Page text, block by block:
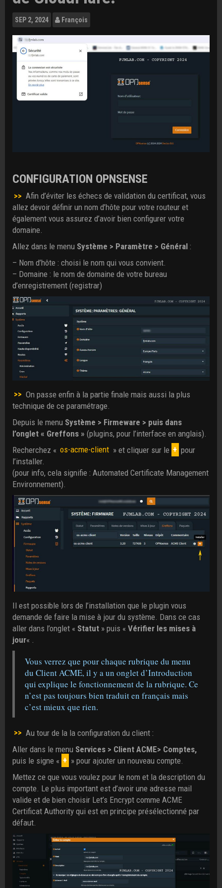
SEP 2, 2024 François
CONFIGURATION OPNSENSE
>> Afin d’éviter les échecs de validation du certificat, vous
allez devoir définir un nom d’hôte pour votre routeur et
également vous assurez d’avoir bien configurer votre
domaine.
Allez dans le menu Système > Paramètre > Général :
– Nom d’hôte : choisi le nom qui vous convient.
– Domaine : le nom de domaine de votre bureau
d’enregistrement (registrar)
>> On passe enfin à la partie finale mais aussi la plus
technique de ce paramétrage.
Depuis le menu Système > Firmeware > puis dans
l’onglet « Greffons » (plugins, pour l’interface en anglais).
Recherchez « os-acme-client » et cliquer sur le + pour
l’installer.
(pour info, cela signifie : Automated Certificate Management
Environnement).
Il est possible lors de l’installation que le plugin vous
demande de faire la mise à jour du système. Dans ce cas
aller dans l’onglet « Statut » puis « Vérifier les mises à
jour« .
Vous verrez que pour chaque rubrique du menu
du Client ACME, il y a un onglet d’Introduction
qui explique le fonctionnement de la rubrique. Ce
n’est pas toujours bien traduit en français mais
c’est mieux que rien.
>> Au tour de la la configuration du client :
Aller dans le menu Services > Client ACME> Comptes,
puis le signe « + » pour ajouter un nouveau compte.
Mettez ce que vous voulez pour le nom et la description du
compte. Le plus important est d’avoir une adresse mail
valide et de bien choisir Let’s Encrypt comme ACME
Certificat Authority qui est en principe présélectionné par
défaut.